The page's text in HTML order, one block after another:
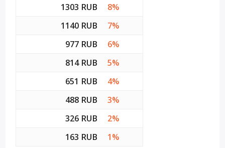
1303 RUB
8%
1140 RUB
7%
977 RUB
6%
814 RUB
5%
651 RUB
4%
488 RUB
3%
326 RUB
2%
163 RUB
1%